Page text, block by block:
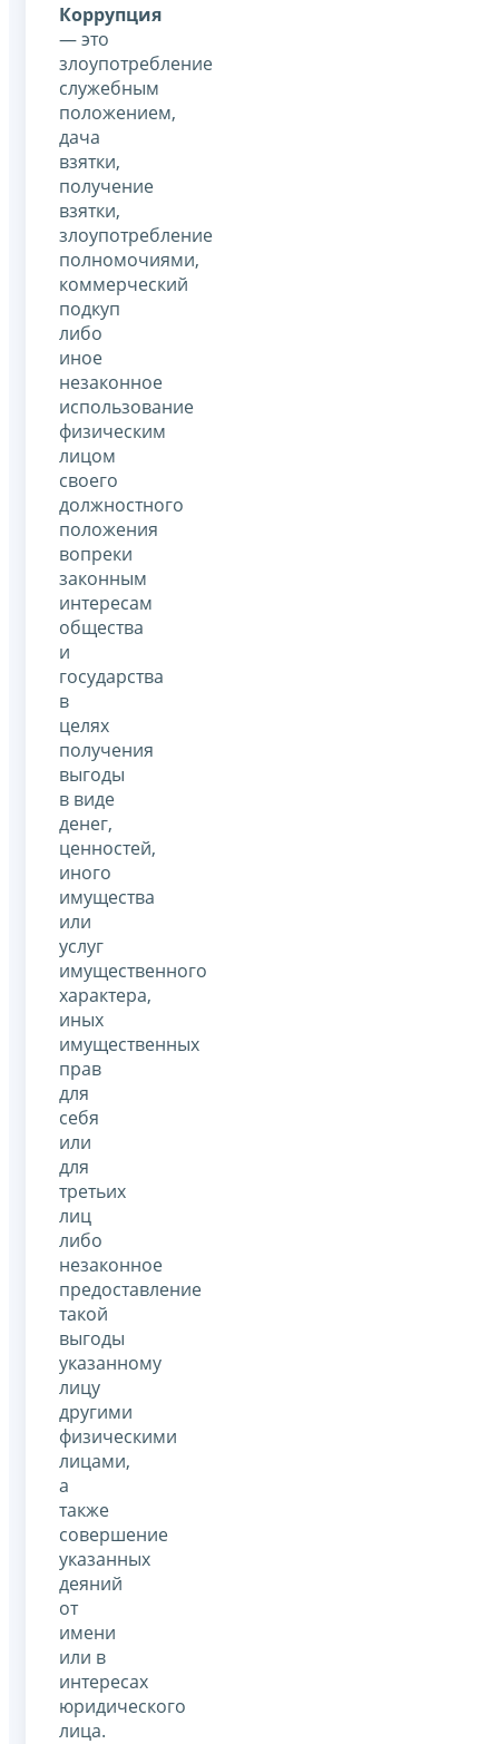
Коррупция
— это
злоупотребление
служебным
положением,
дача
взятки,
получение
взятки,
злоупотребление
полномочиями,
коммерческий
подкуп
либо
иное
незаконное
использование
физическим
лицом
своего
должностного
положения
вопреки
законным
интересам
общества
и
государства
в
целях
получения
выгоды
в виде
денег,
ценностей,
иного
имущества
или
услуг
имущественного
характера,
иных
имущественных
прав
для
себя
или
для
третьих
лиц
либо
незаконное
предоставление
такой
выгоды
указанному
лицу
другими
физическими
лицами,
а
также
совершение
указанных
деяний
от
имени
или в
интересах
юридического
лица.